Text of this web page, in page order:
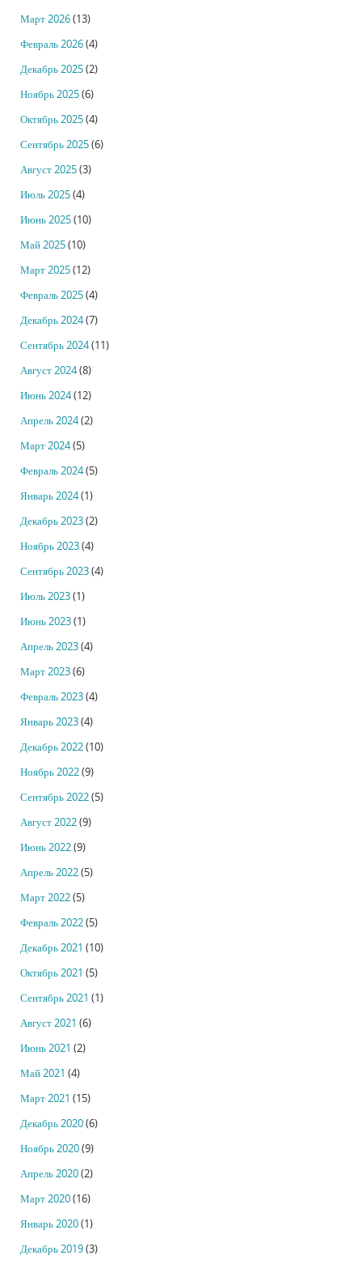
Март 2026(13)
Февраль 2026(4)
Декабрь 2025(2)
Ноябрь 2025(6)
Октябрь 2025(4)
Сентябрь 2025(6)
Август 2025(3)
Июль 2025(4)
Июнь 2025(10)
Май 2025(10)
Март 2025(12)
Февраль 2025(4)
Декабрь 2024(7)
Сентябрь 2024(11)
Август 2024(8)
Июнь 2024(12)
Апрель 2024(2)
Март 2024(5)
Февраль 2024(5)
Январь 2024(1)
Декабрь 2023(2)
Ноябрь 2023(4)
Сентябрь 2023(4)
Июль 2023(1)
Июнь 2023(1)
Апрель 2023(4)
Март 2023(6)
Февраль 2023(4)
Январь 2023(4)
Декабрь 2022(10)
Ноябрь 2022(9)
Сентябрь 2022(5)
Август 2022(9)
Июнь 2022(9)
Апрель 2022(5)
Март 2022(5)
Февраль 2022(5)
Декабрь 2021 (10)
Октябрь 2021 (5)
Сентябрь 2021 (1)
Август 2021 (6)
Июнь 2021 (2)
Май 2021 (4)
Март 2021 (15)
Декабрь 2020(6)
Ноябрь 2020(9)
Апрель 2020(2)
Март 2020(16)
Январь 2020(1)
Декабрь 2019(3)